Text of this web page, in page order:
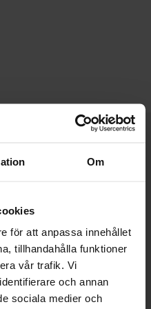
Om
för att anpassa innehållet
tillhandahålla funktioner
vår trafik. Vi
och annan
sociala medier och
999 KR
NYHETSBREV